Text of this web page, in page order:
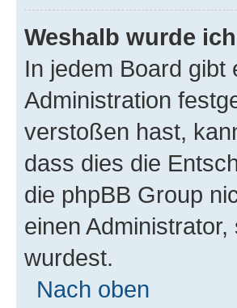
Weshalb wurde
In jedem Board
Administration
verstoßen hast,
dass dies die
die phpBB Group
einen
wurdest.
Nach oben